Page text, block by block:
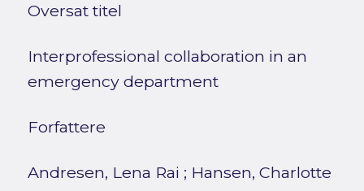
Oversat titel
Interprofessional collaboration in an
emergency department
Forfattere
Andresen, Lena Rai ; Hansen, Charlotte